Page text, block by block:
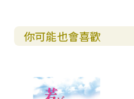
你可能也會喜歡